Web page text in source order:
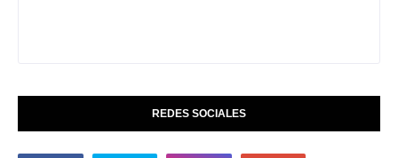
REDES SOCIALES